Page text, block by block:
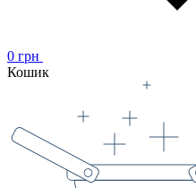
0 грн
Кошик